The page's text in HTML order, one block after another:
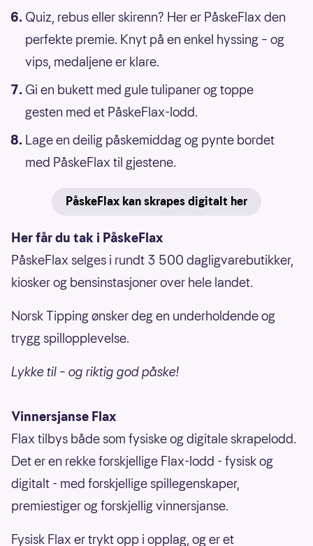
Quiz, rebus eller skirenn? Her er PåskeFlax den
perfekte premie. Knyt på en enkel hyssing – og
vips, medaljene er klare.
Gi en bukett med gule tulipaner og toppe
gesten med et PåskeFlax-lodd.
Lage en deilig påskemiddag og pynte bordet
med PåskeFlax til gjestene.
PåskeFlax kan skrapes digitalt her
Her får du tak i PåskeFlax
PåskeFlax selges i rundt 3 500 dagligvarebutikker,
kiosker og bensinstasjoner over hele landet.
Norsk Tipping ønsker deg en underholdende og
trygg spillopplevelse.
Lykke til – og riktig god påske!
Vinnersjanse Flax
Flax tilbys både som fysiske og digitale skrapelodd.
Det er en rekke forskjellige Flax-lodd - fysisk og
digitalt - med forskjellige spillegenskaper,
premiestiger og forskjellig vinnersjanse.
Fysisk Flax er trykt opp i opplag, og er et